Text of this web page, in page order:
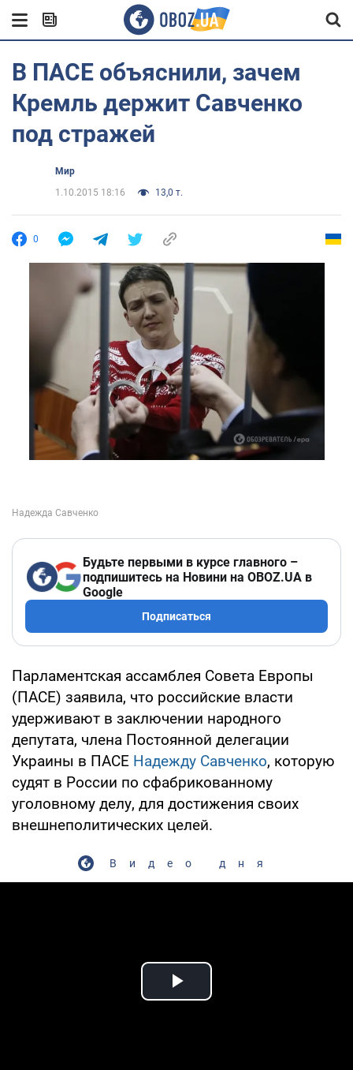
В ПАСЕ объяснили, зачем
Кремль держит Савченко
под стражей
Мир
1.10.2015 18:16
13,0 т.
0
Будьте первыми в курсе главного –
подпишитесь на Новини на OBOZ.UA в
Google
Подписаться
Парламентская ассамблея Совета Европы
(ПАСЕ) заявила, что российские власти
удерживают в заключении народного
депутата, члена Постоянной делегации
Украины в ПАСЕ Надежду Савченко, которую
судят в России по сфабрикованному
уголовному делу, для достижения своих
внешнеполитических целей.
Видео дня
Play Video